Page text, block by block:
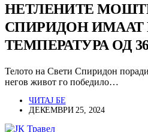
НЕТЛЕНИТЕ
СПИРИДОН ИМААТ
ТЕМПЕРАТУРА ОД
Телото на Свети Спиридон
негов живот го победило…
ЧИТАЈ БЕ
ДЕКЕМВРИ 25, 2024